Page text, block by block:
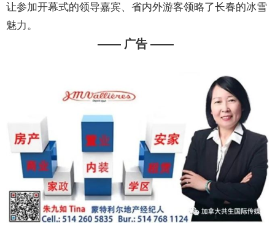
让参加开幕式的领导嘉宾、省内外游客领略了长春的冰雪
魅力。
—— 广告 ——